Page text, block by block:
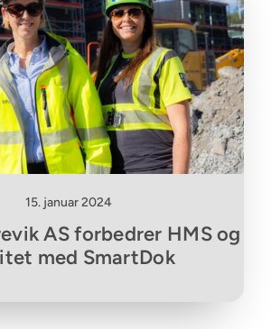
15. januar 2024
AS forbedrer HMS og
med SmartDok